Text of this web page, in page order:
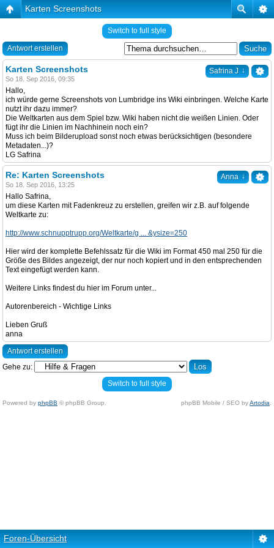
Karten Screenshots
Switch to full style
Antwort erstellen
Safrina J ↓
Karten Screenshots
So 18. Sep 2016, 09:35
Hallo,
ich würde gerne Screenshots von Lumbridge ins Wiki einbringen. Welche Karte
nutzt ihr dazu immer?
Die Weltkarten aus dem Spiel bzw. Wiki haben nicht die weißen Linien. Oder
fügt ihr die Linien im Nachhinein noch ein?
Muss ich beim Bilderupload sonst noch etwas berücksichtigen (besondere
Metadaten...)?
LG Safrina
Anna ↓
Re: Karten Screenshots
So 18. Sep 2016, 13:25
Hallo Safrina,
um diese Karten mit Fadenkreuz zu erstellen, greifen wir z.B. auf folgende
Weltkarte zu:
http://www.schnupptrupp.org/Weltkarte/g ... &ysize=250
Hier wird der komplette Befehlssatz für die Wiki im Format 450 mal 250 für die
Größe des Bildes angezeigt, der nur noch kopiert und in den entsprechenden
Text eingefügt werden kann.
Weitere Links findest du hier im Forum unter...
Autorenbereich - Wichtige Links
Lieben Gruß
anna
Antwort erstellen
Gehe zu:
Switch to full style
Powered by phpBB © phpBB Group. phpBB Mobile / SEO byArtodia
Foren-Übersicht